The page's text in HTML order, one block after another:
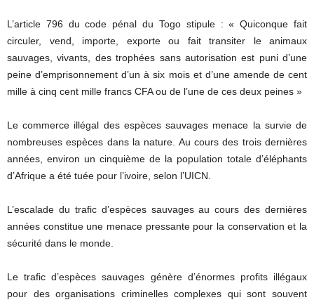
L’article 796 du code pénal du Togo stipule : « Quiconque fait
circuler, vend, importe, exporte ou fait transiter le animaux
sauvages, vivants, des trophées sans autorisation est puni d’une
peine d’emprisonnement d’un à six mois et d’une amende de cent
mille à cinq cent mille francs CFA ou de l’une de ces deux peines »
Le commerce illégal des espèces sauvages menace la survie de
nombreuses espèces dans la nature. Au cours des trois dernières
années, environ un cinquième de la population totale d’éléphants
d’Afrique a été tuée pour l’ivoire, selon l’UICN.
L’escalade du trafic d’espèces sauvages au cours des dernières
années constitue une menace pressante pour la conservation et la
sécurité dans le monde.
Le trafic d’espèces sauvages génère d’énormes profits illégaux
pour des organisations criminelles complexes qui sont souvent